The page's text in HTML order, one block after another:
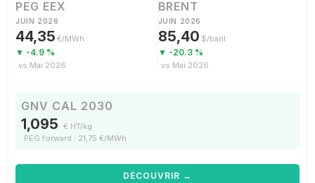
PEG EEX
JUIN 2026
44,35 €/MWh
▼ -4.9 %
vs Mai 2026
BRENT
JUIN 2026
85,40 $/baril
▼ -20.3 %
vs Mai 2026
GNV CAL 2030
1,095 € HT/kg
PEG forward : 21,75 €/MWh
DÉCOUVRIR →